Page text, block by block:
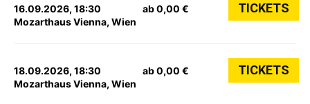
16.09.2026, 18:30
Mozarthaus Vienna, Wien
ab 0,00 € TICKETS
18.09.2026, 18:30
Mozarthaus Vienna, Wien
ab 0,00 € TICKETS